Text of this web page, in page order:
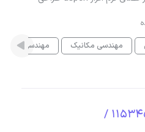
مهندسی مکانیک مهندسی نفت